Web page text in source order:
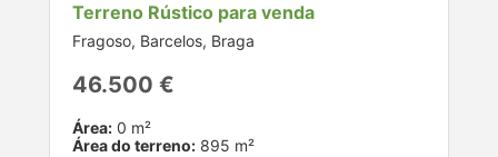
Terreno Rústico para venda
Fragoso, Barcelos, Braga
46.500 €
Área: 0 m²
Área do terreno: 895 m²